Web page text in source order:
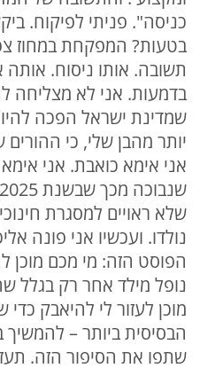
כניסה". פניתי לפיקוח.
בטעות? המפקחת במחוז
תשובה. אותו ניסוח.
בדמעות. אני לא מצליחה
שמדינת ישראל הפכה
יותר מהבן שלי, כי
אני אימא כואבת. אני
שלא ראויים למסגרת
נולדו. ועכשיו אני פונה
הפוסט הזה: מי מכם מוכן
נופל מילד אחר רק בגלל
מוכן לעזור לי להיאבק
הבסיסית ביותר – להמשיך
שתפו את הסיפור הזה.